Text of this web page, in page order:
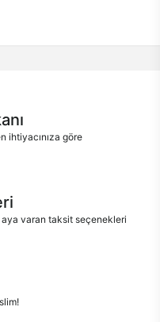
ihtiyacınıza göre
aya varan taksit seçenekleri